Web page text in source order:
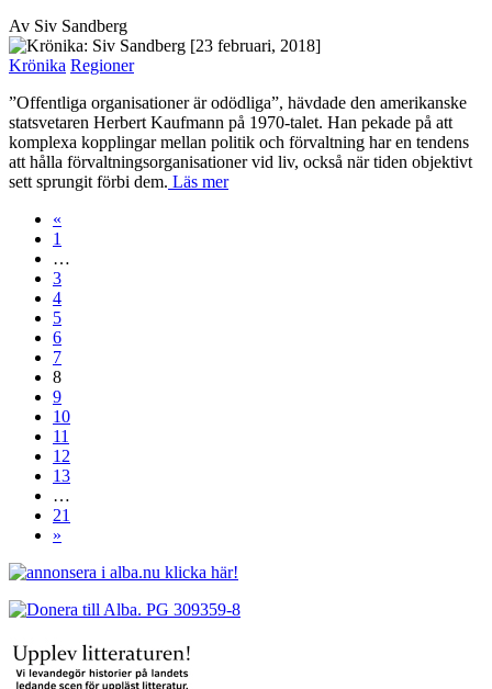
Av Siv Sandberg
[23 februari, 2018]
Krönika Regioner
”Offentliga organisationer är odödliga”, hävdade den amerikanske
statsvetaren Herbert Kaufmann på 1970-talet. Han pekade på att
komplexa kopplingar mellan politik och förvaltning har en tendens
att hålla förvaltningsorganisationer vid liv, också när tiden objektivt
sett sprungit förbi dem. Läs mer
«
1
…
3
4
5
6
7
8
9
10
11
12
13
…
21
»